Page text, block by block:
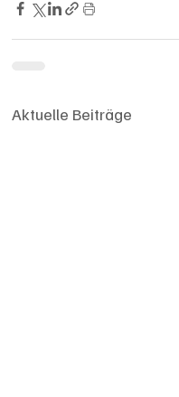
Aktuelle Beiträge